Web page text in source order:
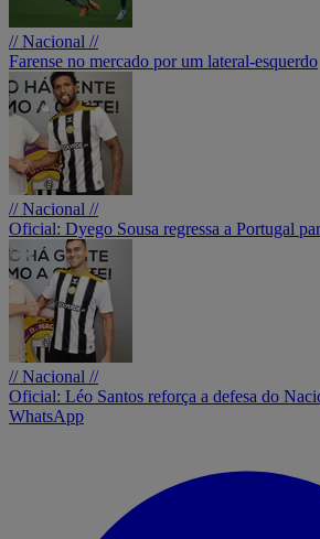
// Nacional //
Farense no mercado por um lateral-esquerdo
// Nacional //
Oficial: Dyego Sousa regressa a Portugal
// Nacional //
Oficial: Léo Santos reforça a defesa do
WhatsApp